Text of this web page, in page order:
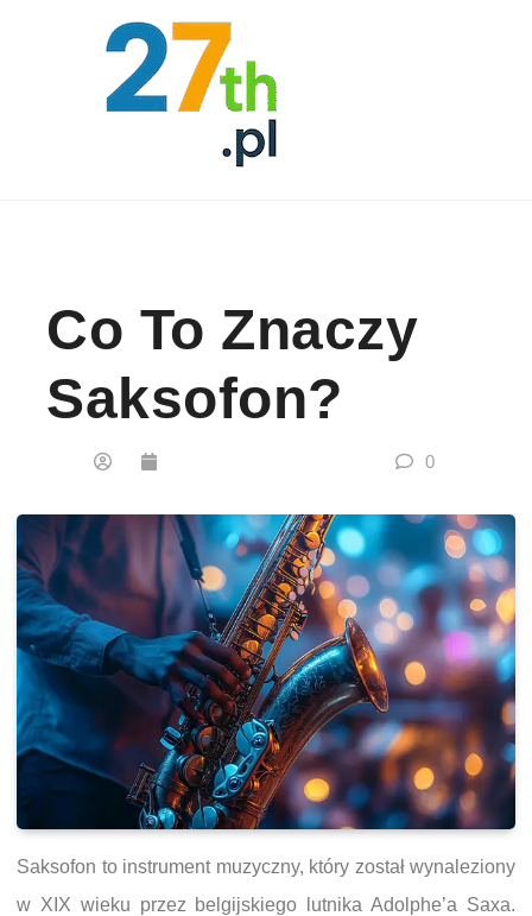
Co To Znaczy
Saksofon?
0
Saksofon to instrument muzyczny, który został wynaleziony
w XIX wieku przez belgijskiego lutnika Adolphe’a Saxa.